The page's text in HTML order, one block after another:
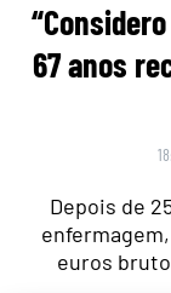
67 anos
Depois de
euros